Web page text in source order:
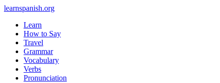
learnspanish.org
Learn
How to Say
Travel
Grammar
Vocabulary
Verbs
Pronunciation